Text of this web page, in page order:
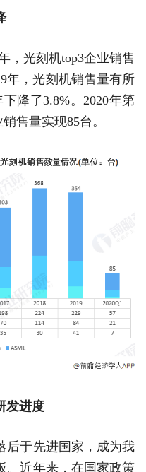
，光刻机top3企业销售
年，光刻机销售量有所
降了3.8%。2020年第
售量实现85台。
发进度
后于先进国家，成为我
。近年来，在国家政策